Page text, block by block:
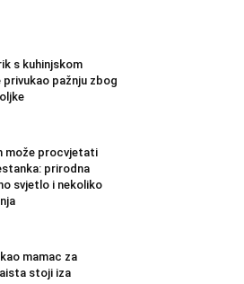
s kuhinjskom
privukao pažnju zbog
može procvjetati
prirodna
svjetlo i nekoliko
mamac za
stoji iza